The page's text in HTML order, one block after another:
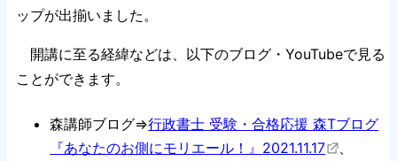
ップが出揃いました。
開講に至る経緯などは、以下のブログ・YouTubeで見る
ことができます。
森講師ブログ⇒行政書士 受験・合格応援 森Tブログ
『あなたのお側にモリエール！』2021.11.17